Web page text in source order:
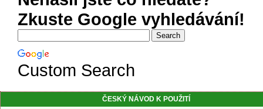
Zkuste Google vyhledávání!
Custom Search
ČESKÝ NÁVOD K POUŽITÍ